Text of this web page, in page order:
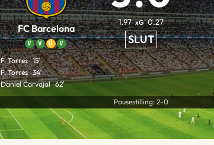
FC Barcelona
V V U V
1.97 xG 0.27
SLUT
F. Torres 15′
F. Torres 34′
Daniel Carvajal 62′
Pausestilling: 2-0